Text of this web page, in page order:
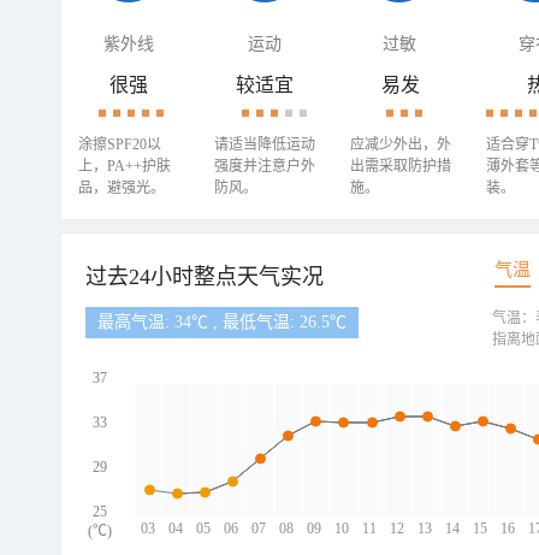
紫外线 运动 过敏 穿
很强
涂擦SPF20以
上，PA++护肤
品，避强光。
较适宜
请适当降低运动
强度并注意户外
防风。
易发
应减少外出，外
出需采取防护措
施。
适合穿
薄外套
装。
过去24小时整点天气实况 气温
最高气温: 34℃ , 最低气温: 26.5℃
03 04 05 06 07 08 09 10 11 12 13 14 15 16
37
33
29
25
(℃)
气温：
指离地